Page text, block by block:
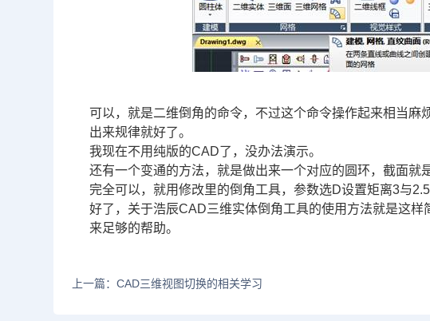
可以，就是二维倒角的命令，不过这个命令操作起来相当
出来规律就好了。
我现在不用纯版的CAD了，没办法演示。
还有一个变通的方法，就是做出来一个对应的圆环，截面就
完全可以，就用修改里的倒角工具，参数选D设置矩离3与
好了，关于浩辰CAD三维实体倒角工具的使用方法就是这
来足够的帮助。
上一篇：CAD三维视图切换的相关学习